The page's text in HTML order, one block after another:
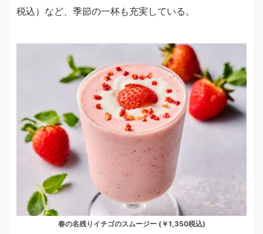
税込）など、季節の一杯も充実している。
春の名残りイチゴのスムージー (￥1,350税込)